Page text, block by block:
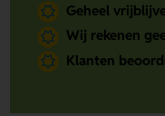
Geheel
Wij rekenen
Klanten